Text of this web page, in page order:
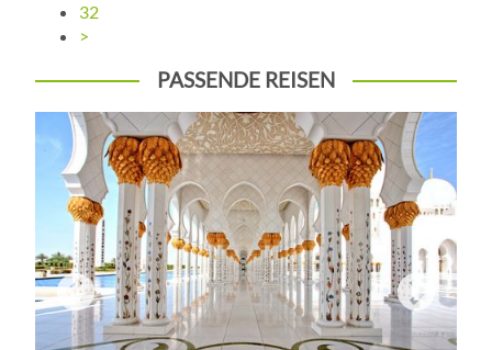
32
>
PASSENDE REISEN